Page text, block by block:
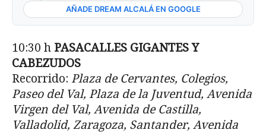
AÑADE DREAM ALCALÁ EN GOOGLE
10:30 h PASACALLES GIGANTES Y
CABEZUDOS
Recorrido: Plaza de Cervantes, Colegios,
Paseo del Val, Plaza de la Juventud, Avenida
Virgen del Val, Avenida de Castilla,
Valladolid, Zaragoza, Santander, Avenida